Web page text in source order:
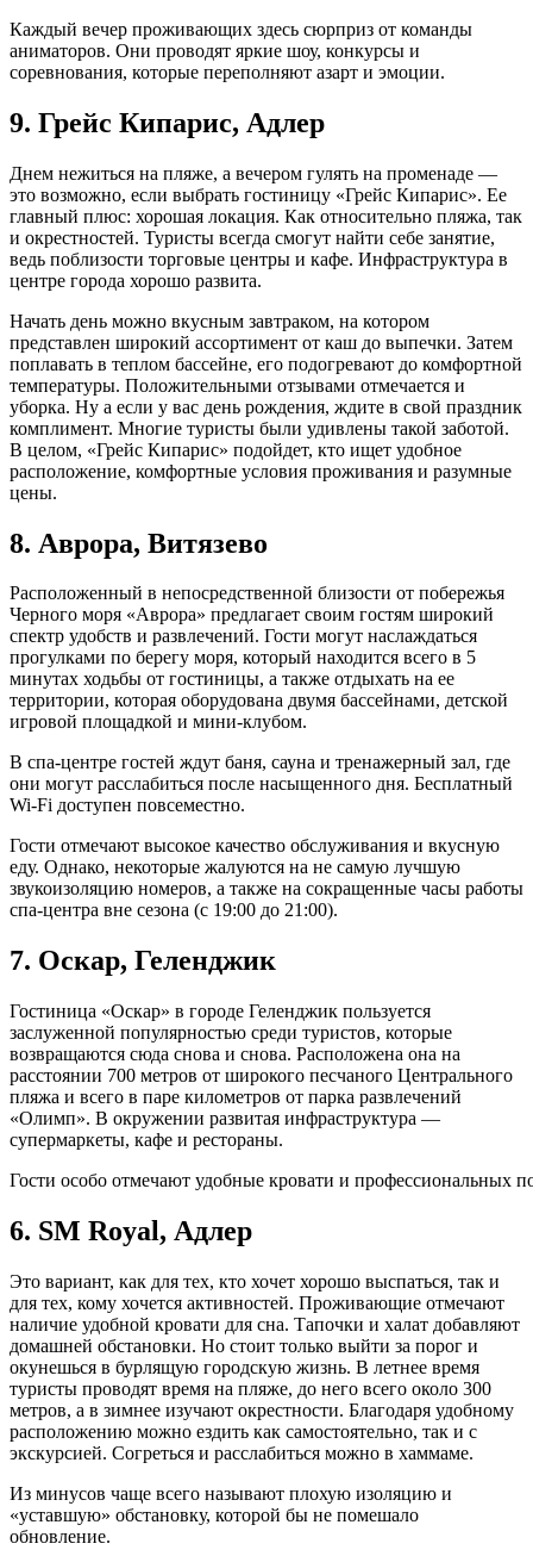
Каждый вечер проживающих здесь сюрприз от команды
аниматоров. Они проводят яркие шоу, конкурсы и
соревнования, которые переполняют азарт и эмоции.
9. Грейс Кипарис, Адлер
Днем нежиться на пляже, а вечером гулять на променаде —
это возможно, если выбрать гостиницу «Грейс Кипарис». Ее
главный плюс: хорошая локация. Как относительно пляжа, так
и окрестностей. Туристы всегда смогут найти себе занятие,
ведь поблизости торговые центры и кафе. Инфраструктура в
центре города хорошо развита.
Начать день можно вкусным завтраком, на котором
представлен широкий ассортимент от каш до выпечки. Затем
поплавать в теплом бассейне, его подогревают до комфортной
температуры. Положительными отзывами отмечается и
уборка. Ну а если у вас день рождения, ждите в свой праздник
комплимент. Многие туристы были удивлены такой заботой.
В целом, «Грейс Кипарис» подойдет, кто ищет удобное
расположение, комфортные условия проживания и разумные
цены.
8. Аврора, Витязево
Расположенный в непосредственной близости от побережья
Черного моря «Аврора» предлагает своим гостям широкий
спектр удобств и развлечений. Гости могут наслаждаться
прогулками по берегу моря, который находится всего в 5
минутах ходьбы от гостиницы, а также отдыхать на ее
территории, которая оборудована двумя бассейнами, детской
игровой площадкой и мини-клубом.
В спа-центре гостей ждут баня, сауна и тренажерный зал, где
они могут расслабиться после насыщенного дня. Бесплатный
Wi-Fi доступен повсеместно.
Гости отмечают высокое качество обслуживания и вкусную
еду. Однако, некоторые жалуются на не самую лучшую
звукоизоляцию номеров, а также на сокращенные часы работы
спа-центра вне сезона (с 19:00 до 21:00).
7. Оскар, Геленджик
Гостиница «Оскар» в городе Геленджик пользуется
заслуженной популярностью среди туристов, которые
возвращаются сюда снова и снова. Расположена она на
расстоянии 700 метров от широкого песчаного Центрального
пляжа и всего в паре километров от парка развлечений
«Олимп». В окружении развитая инфраструктура —
супермаркеты, кафе и рестораны.
Гости особо отмечают удобные кровати и профессиональных
6. SM Royal, Адлер
Это вариант, как для тех, кто хочет хорошо выспаться, так и
для тех, кому хочется активностей. Проживающие отмечают
наличие удобной кровати для сна. Тапочки и халат добавляют
домашней обстановки. Но стоит только выйти за порог и
окунешься в бурлящую городскую жизнь. В летнее время
туристы проводят время на пляже, до него всего около 300
метров, а в зимнее изучают окрестности. Благодаря удобному
расположению можно ездить как самостоятельно, так и с
экскурсией. Согреться и расслабиться можно в хаммаме.
Из минусов чаще всего называют плохую изоляцию и
«уставшую» обстановку, которой бы не помешало
обновление.